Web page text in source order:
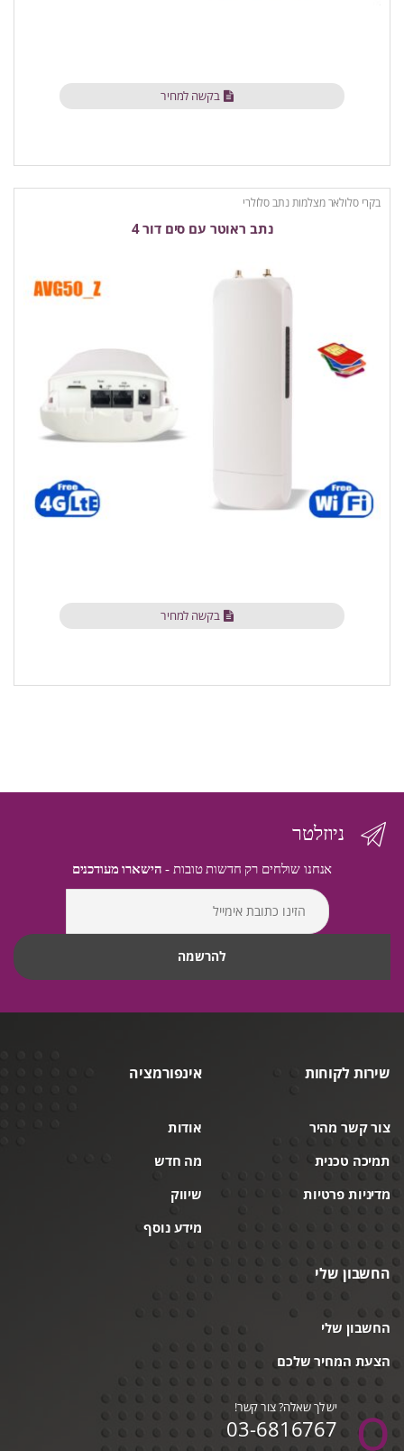
בקשה למחיר
בקרי סלולאר מצלמות נתב סלולרי
נתב ראוטר עם סים דור 4
בקשה למחיר
ניוזלטר
אנחנו שולחים רק חדשות טובות - הישארו מעודכנים
שירות לקוחות
צור קשר מהיר
תמיכה טכנית
מדיניות פרטיות
אינפורמציה
אודות
מה חדש
שיווק
מידע נוסף
החשבון שלי
החשבון שלי
הצעת המחיר שלכם
יש לך שאלה? צור קשר!
03-6816767